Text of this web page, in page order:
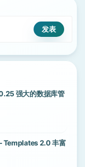
强大的数据库管
Templates 2.0 丰富